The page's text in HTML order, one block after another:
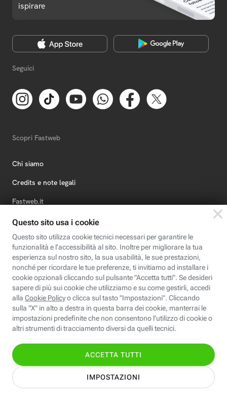
ispirare
Seguici
Scopri Fastweb
Chi siamo
Credits e note legali
Fastweb.it
Formazione
Fastweb Digital Academy
STEP FuturAbility District
Insieme, siamo futuro
© Fastweb SpA 2026 - P.IVA 12878470157
Informativa
Modifica